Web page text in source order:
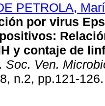
PETROLA,
por virus
:
y contaje de
Soc. Ven.
n.2, pp.121-